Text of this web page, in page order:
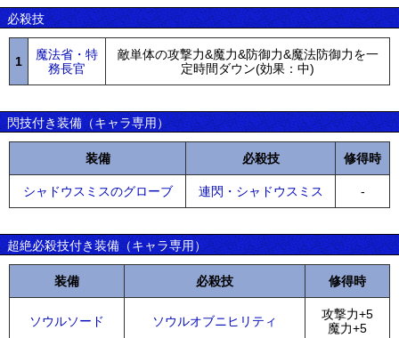
必殺技
1
魔法省・特
務長官
敵単体の攻撃力&魔力&防御力&魔法防御力を一
定時間ダウン(効果：中)
閃技付き装備（キャラ専用）
装備 必殺技 修得時
シャドウスミスのグローブ 連閃・シャドウスミス -
超絶必殺技付き装備（キャラ専用）
装備 必殺技 修得時
ソウルソード ソウルオブニヒリティ
攻撃力+5
魔力+5